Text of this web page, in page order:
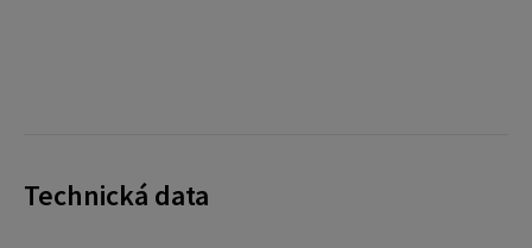
Technická data